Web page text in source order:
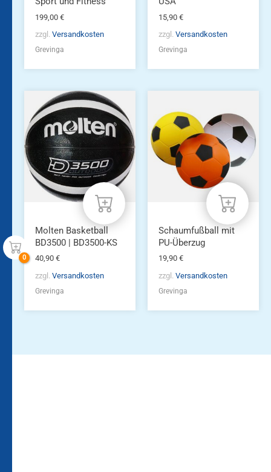
199,00 €
zzgl. Versandkosten
Grevinga
15,90 €
zzgl. Versandkosten
Grevinga
Molten Basketball
BD3500 | BD3500-KS
40,90 €
zzgl. Versandkosten
Grevinga
Schaumfußball mit
PU-Überzug
19,90 €
zzgl. Versandkosten
Grevinga